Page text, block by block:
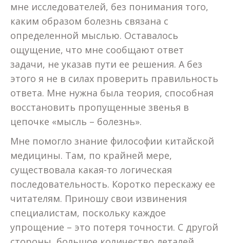
мне исследователей, без понимания того,
каким образом болезнь связана с
определенной мыслью. Оставалось
ощущение, что мне сообщают ответ
задачи, не указав пути ее решения. А без
этого я не в силах проверить правильность
ответа. Мне нужна была теория, способная
восстановить пропущенные звенья в
цепочке «мысль – болезнь».
Мне помогло знание философии китайской
медицины. Там, по крайней мере,
существовала какая-то логическая
последовательность. Коротко перескажу ее
читателям. Приношу свои извинения
специалистам, поскольку каждое
упрощение – это потеря точности. С другой